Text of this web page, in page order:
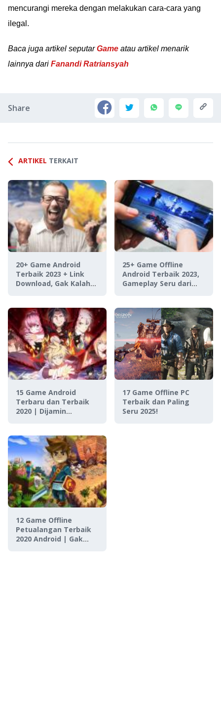
mencurangi mereka dengan melakukan cara-cara yang
ilegal.
Baca juga artikel seputarGame atau artikel menarik
lainnya dari Fanandi Ratriansyah
Share
ARTIKEL TERKAIT
20+ Game Android
Terbaik 2023 + Link
Download, Gak Kalah
25+ Game Offline
Android Terbaik 2023,
Gameplay Seru dari
15 Game Android
Terbaru dan Terbaik
2020 | Dijamin
17 Game Offline PC
Terbaik dan Paling
Seru 2025!
12 Game Offline
Petualangan Terbaik
2020 Android | Gak